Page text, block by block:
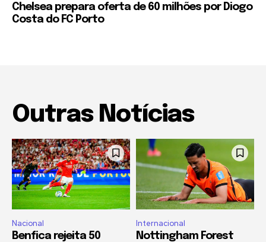
Chelsea prepara oferta de 60 milhões por Diogo
Costa do FC Porto
Outras Notícias
Nacional
Benfica rejeita 50
Internacional
Nottingham Forest